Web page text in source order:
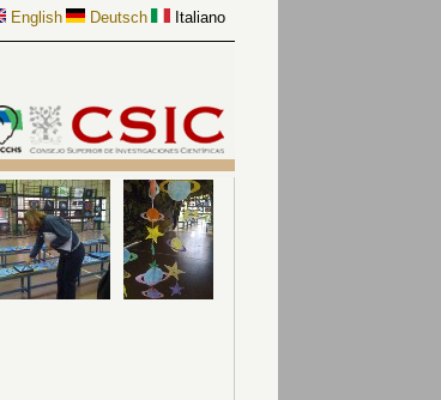
Italiano
Deutsch
English